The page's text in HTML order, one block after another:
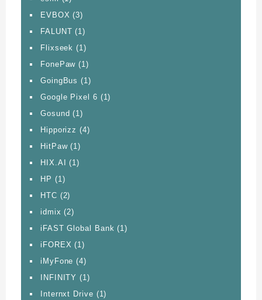
EVBOX (3)
FALUNT (1)
Flixseek (1)
FonePaw (1)
GoingBus (1)
Google Pixel 6 (1)
Gosund (1)
Hipporizz (4)
HitPaw(1)
HIX.AI
(1)
HP (1)
HTC (2)
idmix (2)
iFAST Global Bank (1)
iFOREX (1)
iMyFone (4)
INFINITY (1)
Internxt Drive (1)